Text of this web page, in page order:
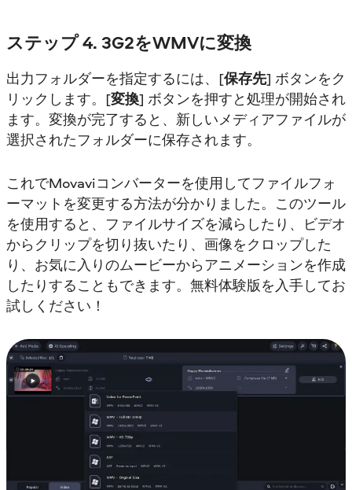
ステップ 4. 3G2をWMVに変換
出力フォルダーを指定するには、[保存先] ボタンをク
リックします。[変換] ボタンを押すと処理が開始され
ます。変換が完了すると、新しいメディアファイルが
選択されたフォルダーに保存されます。
これでMovaviコンバーターを使用してファイルフォ
ーマットを変更する方法が分かりました。このツール
を使用すると、ファイルサイズを減らしたり、ビデオ
からクリップを切り抜いたり、画像をクロップした
り、お気に入りのムービーからアニメーションを作成
したりすることもできます。無料体験版を入手してお
試しください！